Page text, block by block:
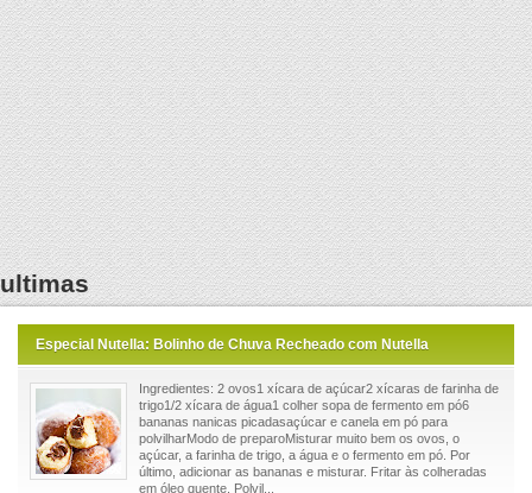
ultimas
Especial Nutella: Bolinho de Chuva Recheado com Nutella
Ingredientes: 2 ovos1 xícara de açúcar2 xícaras de farinha de
trigo1/2 xícara de água1 colher sopa de fermento em pó6
bananas nanicas picadasaçúcar e canela em pó para
polvilharModo de preparoMisturar muito bem os ovos, o
açúcar, a farinha de trigo, a água e o fermento em pó. Por
último, adicionar as bananas e misturar. Fritar às colheradas
em óleo quente. Polvil...